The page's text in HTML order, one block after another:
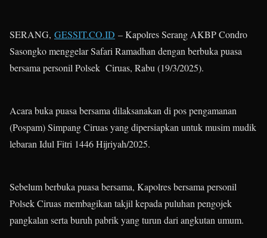
SERANG, GESSIT.CO.ID – Kapolres Serang AKBP Condro
Sasongko menggelar Safari Ramadhan dengan berbuka puasa
bersama personil Polsek Ciruas, Rabu (19/3/2025).
Acara buka puasa bersama dilaksanakan di pos pengamanan
(Pospam) Simpang Ciruas yang dipersiapkan untuk musim mudik
lebaran Idul Fitri 1446 Hijriyah/2025.
Sebelum berbuka puasa bersama, Kapolres bersama personil
Polsek Ciruas membagikan takjil kepada puluhan pengojek
pangkalan serta buruh pabrik yang turun dari angkutan umum.